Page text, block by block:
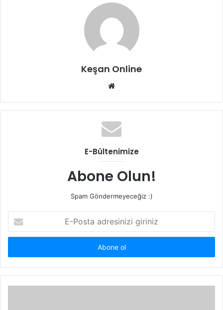
Keşan Online
Web
E-Bültenimize
Abone Olun!
Spam Göndermeyeceğiz :)
Posta
adresinizi